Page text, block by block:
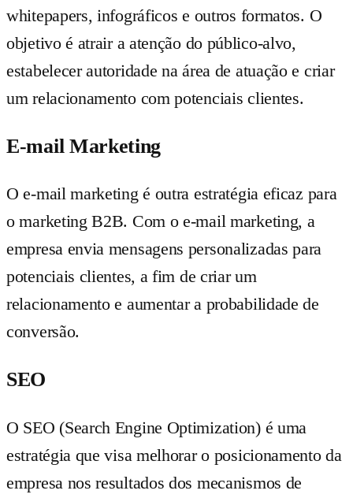
whitepapers, infográficos e outros formatos. O
objetivo é atrair a atenção do público-alvo,
estabelecer autoridade na área de atuação e criar
um relacionamento com potenciais clientes.
E-mail Marketing
O e-mail marketing é outra estratégia eficaz para
o marketing B2B. Com o e-mail marketing, a
empresa envia mensagens personalizadas para
potenciais clientes, a fim de criar um
relacionamento e aumentar a probabilidade de
conversão.
SEO
O SEO (Search Engine Optimization) é uma
estratégia que visa melhorar o posicionamento da
empresa nos resultados dos mecanismos de